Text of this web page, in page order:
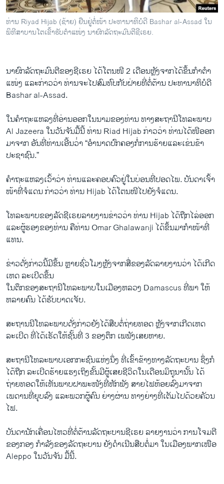
ທຸລະກິດ
ພາສາອັງກິດ
ສຽງ
ລາຍການກະຈາຍສຽງ
ຕິດຕາມພວກເຮົາ ທີ່
ພາສາຕ່າງໆ
ທ່ານ Riyad Hijab (ຊ້າຍ) ຢືນຢູ່ຕໍ່ໜ້າ ປະທານາທິບໍດີ Bashar al-Assad ໃນ
ພິທີສາບານໂຕເຂົ້າຮັບຕໍາແໜ່ງ ນາຍົກລັດຖະມົນຕີຊີເຣຍ.
ນາຍົກລັດຖະມົນຕີຂອງຊີເຣຍ ​ໄດ້ໂຕນ​ໜີ​ 2 ​ເດືອນຫຼັງ​ຈາກ​ໄດ້ຂຶ້ນ​ກໍາ​ຕໍາ​
ແໜ່ງ ແລະ​ກ່າວ​ວ່າ ທ່ານ​ຈະ​ໄປ​ສົມທົບ​ກັບ​ຝ່າຍ​ທີ່​ຕໍ່ຕ້ານ ປະທານາທິບໍດີ
Bashar al-Assad.
​ໃນ​ຄໍາ​ຖະ​ແຫລ​ງທີ່​ອ່ານ​ອອກ​ໃນ​ນາມ​ຂອງ​ທ່ານ ທາງ​ສະຖານີ​ໂທລະພາບ
Al Jazeera ​ໃນ​ວັນ​ຈັນ​ມື້​ນີ້ ທ່ານ Riad Hijab ກ່າວ​ວ່າ ທ່ານ​ໄດ້ໜີອອກ​
ມາຈາກ​ ອັນ​ທີ່​ທ່ານ​ເອີ້ນ​ວ່່າ “ອໍານາດ​ປົກຄອງ​ກໍ່​ການ​ຮ້າຍ​ແລະ​ເຂ່ນຂ້າ​
ປະຊາຊົນ.”
ຄໍາ​ຖະ​ແຫລ​ງ​ເວົ້າ​ວ່າ ທ່ານ​ແລະ​ຄອບຄົວ​ຢູ່​ໃນ​ບ່ອນ​ທີ່​ປອດ​ໄພ. ບັນດາ​ເຈົ້າ​
ໜ້າ​ທີ່​ຈໍ​ແດນ ກ່າວ​ວ່າ ທ່ານ Hijab ​ໄດ້​ໂຕນ​ໜີ​ໄປ​ຍັງ​ຈໍ​ແດນ.
​ໂທລະພາບຂອງລັດຊີ​ເຣຍລາຍ​ງານ​ຂ່າວ​ວ່າ ທ່ານ Hijab ໄດ້ຖືກ​ໄລ່​ອອກ​ ​
ແລະຜູ້​ຮອງຂອງ​ທ່ານ​ ຄື​ທ່ານ Omar Ghalawanji ໄດ້​ຂຶ້ນ​ມາ​ກໍາ​ໜ້າ​ທີ່​
ແທນ.
ຂ່າວ​ດັ່ງກ່າວ​ນີ້​ມີ​ຂຶ້ນ ຫຼາຍຊົ່ວ​ໂມງຫຼັງ​ຈາກສື່ຂອງລັດ​ລາຍ​ງານ​ວ່າ ​ໄດ້​ເກີດ​
ເຫດ ລະເບີດຂຶ້ນ
ໃນຕຶກຂອງສະຖານີໂທລະພາບ​ໃນເມືອງຫລວງ Damascus ທີ່ພາ ໃຫ້
ຫລາຍຄົນ ໄດ້​ຮັບບາດເຈັບ.
ສະຖານນີໂທລະພາບດັ່ງກ່າວຍັງໄດ້ສືບຕໍ່ຖ່າຍທອດ ຫຼັງຈາກ​ເກີດ​ເຫດ
ລະເບີດ ທີ່ໄດ້​ເຮັດໃຫ້ຊັ້ນທີ່ 3 ຂອງຕຶກ ​ເພພັງເສຍຫາຍ.
ສະຖານີໂທລະພາບເອກກະຊົນ​ແຫ່ງ​ນຶ່ງ ທີ່ເຂົ້າຂ້າງທາງລັດຖະບານ ຊຶ່ງກໍ
ໄດ້ຖືກ ລະເບີດຮ້າຍ​ແຮງເຖິງຂັ້ນມີຜູ້ເສຍຊີວິດໃນເດືອນມິຖຸນານັ້ນ ໄດ້
ຖ່າຍທອດ​ໃຫ້​ເຫັນ​ພາບຝາພະໜັງທີ່ຫັກພັງ​ ສາຍ​ໄຟ​ຫ້ອຍ​ລົງ​ມາ​ຈາກ
ເພດານທີ່ຍຸບລົງ ແລະພວກຜູ້ຄົນ ຍ່າງຜ່ານ ທາງຍ່າງທີ່​ເຕັມ​ໄປດ້ວຍ​ຄັວນ​
ໄຟ.
ບັນດານັກເຄື່ອນໄຫວທີ່ຕໍ່ຕ້ານລັດຖະບານຊີເຣຍ ລາຍງານວ່າ ການ​ໂຈມ​ຕີ
ຂອງກອງ ກໍາລັງຂອງລັດຖະບານ ຍັງດໍາເນີນສືບຕໍ່ມາ ໃນເມືອງພາກເໜືອ
Aleppo ໃນວັນຈັນ ມື້ນີ້.